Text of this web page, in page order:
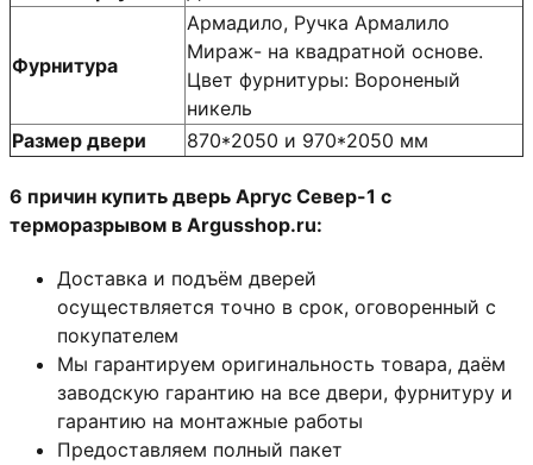
Фурнитура
Армадило, Ручка Армалило
Мираж- на квадратной основе.
Цвет фурнитуры: Вороненый
никель
Размер двери
870*2050 и 970*2050 мм
6 причин купить дверь Аргус Север-1 с
терморазрывом в Argusshop.ru:
Доставка и подъём дверей
осуществляется точно в срок, оговоренный с
покупателем
Мы гарантируем оригинальность товара, даём
заводскую гарантию на все двери, фурнитуру и
гарантию на монтажные работы
Предоставляем полный пакет